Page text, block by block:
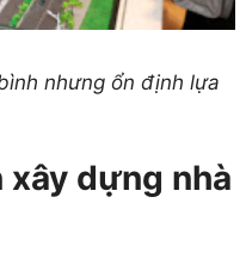
nhưng ổn định lựa
dựng nhà